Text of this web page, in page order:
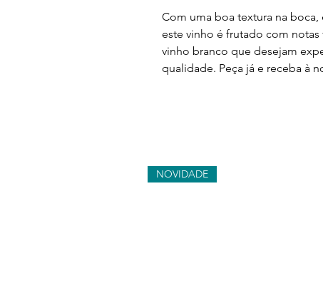
Com uma boa textura na
este vinho é frutado com
vinho branco que desejam
qualidade. Peça já e receba à
NOVIDADE